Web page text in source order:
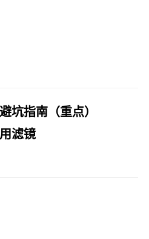
坑指南（重点）
滤镜